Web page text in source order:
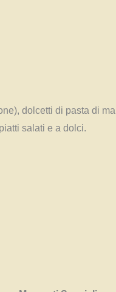
dolcetti di pasta di
salati e a dolci.